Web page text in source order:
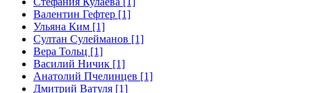
Валентин Гефтер [1]
Ульяна Ким [1]
Султан Сулейманов [1]
Верa Тольц [1]
Василий Ничик [1]
Анатолий Пчелинцев [1]
Дмитрий Ватуля [1]